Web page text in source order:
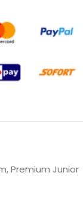
,Premium Junior